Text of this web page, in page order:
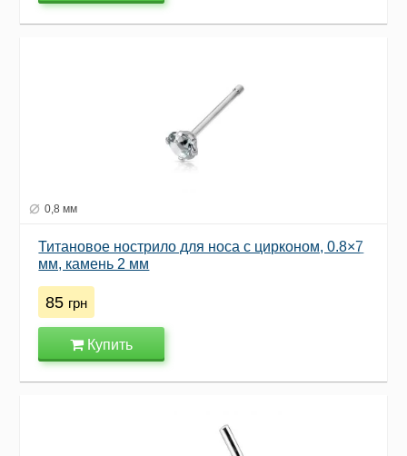
0,8 мм
Титановое нострило для носа с цирконом, 0.8×7
мм, камень 2 мм
85 грн
Купить